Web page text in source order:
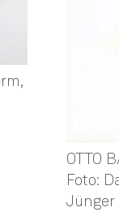
OTTO
Foto:
Jünger